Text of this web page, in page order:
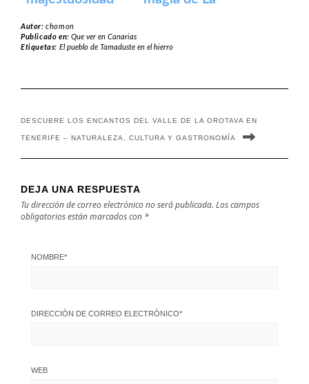
en Canarias:
Senderismo
Autor:chomon
Publicado en:Que ver en Canarias
Etiquetas: El pueblo de Tamaduste en el hierro
DESCUBRE LOS ENCANTOS DEL VALLE DE LA OROTAVA EN
TENERIFE – NATURALEZA, CULTURA Y GASTRONOMÍA
DEJA UNA RESPUESTA
Tu dirección de correo electrónico no será publicada. Los campos
obligatorios están marcados con *
NOMBRE*
DIRECCIÓN DE CORREO ELECTRÓNICO*
WEB